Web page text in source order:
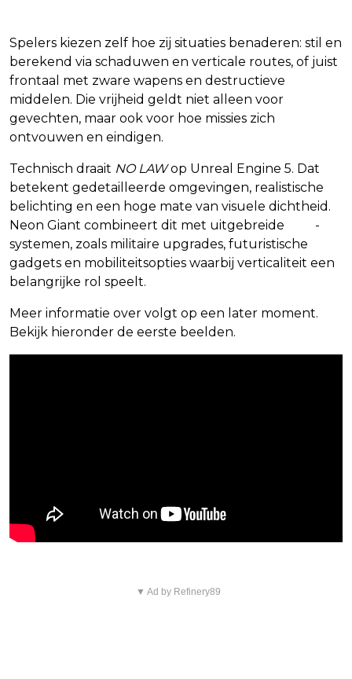
Spelers kiezen zelf hoe zij situaties benaderen: stil en
berekend via schaduwen en verticale routes, of juist
frontaal met zware wapens en destructieve
middelen. Die vrijheid geldt niet alleen voor
gevechten, maar ook voor hoe missies zich
ontvouwen en eindigen.
Technisch draait NO LAWop Unreal Engine 5. Dat
betekent gedetailleerde omgevingen, realistische
belichting en een hoge mate van visuele dichtheid.
Neon Giant combineert dit met uitgebreide
-
systemen, zoals militaire upgrades, futuristische
gadgets en mobiliteitsopties waarbij verticaliteit een
belangrijke rol speelt.
Meer informatie over volgt op een later moment.
Bekijk hieronder de eerste beelden.
▼ Ad by Refinery89